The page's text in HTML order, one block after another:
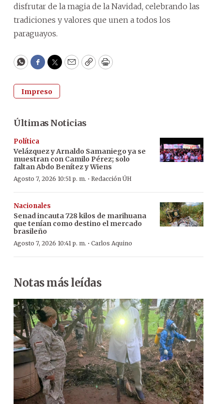
disfrutar de la magia de la Navidad, celebrando las
tradiciones y valores que unen a todos los
paraguayos.
WhatsApp
Facebook
Twitter
EmailCopyPrint
Impreso
Últimas Noticias
Política
Velázquez y Arnaldo Samaniego ya se
muestran con Camilo Pérez; solo
faltan Abdo Benítez y Wiens
Agosto 7, 2026 10:51 p. m. · Redacción ÚH
Nacionales
Senad incauta 728 kilos de marihuana
que tenían como destino el mercado
brasileño
Agosto 7, 2026 10:41 p. m. · Carlos Aquino
Notas más leídas